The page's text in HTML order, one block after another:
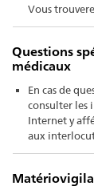
Vous
Questions
médicaux
En cas de
consulter les
Internet y
aux
Matériovi